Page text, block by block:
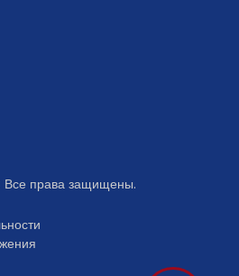
права защищены.